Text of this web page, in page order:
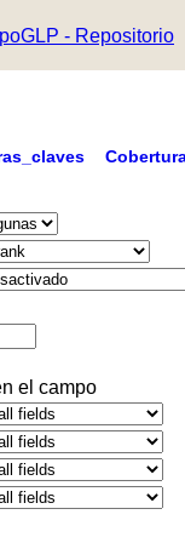
- Repositorio
el campo